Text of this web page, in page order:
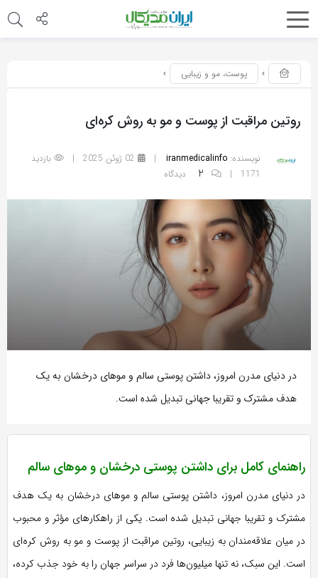
پوست، مو و زیبایی
روتین مراقبت از پوست و مو به روش کره‌ای
نویسنده: iranmedicalinfo
|
|
بازدید
1171 |
2 دیدگاه
در دنیای مدرن امروز، داشتن پوستی سالم و موهای درخشان به یک
هدف مشترک و تقریبا جهانی تبدیل شده است.
راهنمای کامل برای داشتن پوستی درخشان و موهای سالم
در دنیای مدرن امروز، داشتن پوستی سالم و موهای درخشان به یک هدف
مشترک و تقریبا جهانی تبدیل شده است. یکی از راهکارهای مؤثر و محبوب
در میان علاقه‌مندان به زیبایی، روتین مراقبت از پوست و مو به روش کره‌ای
است. این سبک، نه تنها میلیون‌ها فرد در سراسر جهان را به خود جذب کرده،